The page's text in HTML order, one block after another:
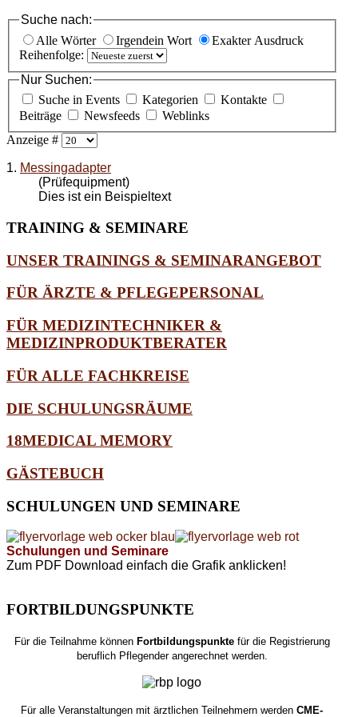
Suche nach:
Alle Wörter
Irgendein Wort
Exakter Ausdruck
Reihenfolge:
Nur Suchen:
Suche in Events
Kategorien
Kontakte
Beiträge
Newsfeeds
Weblinks
Anzeige #
1. Messingadapter
(Prüfequipment)
Dies ist ein Beispieltext
TRAINING & SEMINARE
UNSER TRAININGS & SEMINARANGEBOT
FÜR ÄRZTE & PFLEGEPERSONAL
FÜR MEDIZINTECHNIKER &
MEDIZINPRODUKTBERATER
FÜR ALLE FACHKREISE
DIE SCHULUNGSRÄUME
18MEDICAL MEMORY
GÄSTEBUCH
SCHULUNGEN UND SEMINARE
Schulungen und Seminare
Zum PDF Download einfach die Grafik anklicken!
FORTBILDUNGSPUNKTE
Für die Teilnahme könnenFortbildungspunktefür die Registrierung
beruflich Pflegender angerechnet werden.
Für alle Veranstaltungen mit ärztlichen Teilnehmern werdenCME-